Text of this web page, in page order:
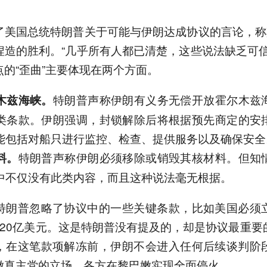
国总统特朗普关于可能与伊朗达成协议的言论，称
的胜利。“几乎所有人都已清楚，这些说法缺乏可
“歪曲”主要体现在两个方面。
海峡。 特朗普声称伊朗有义务无偿开放霍尔木兹
条款。伊朗强调，封锁解除后将根据预先商定的安
包括对船只进行监控、检查、提供服务以及确保安
特朗普声称伊朗必须移除或销毁其核材料。但知
仅没有此类内容，而且这种说法毫无根据。
朗普忽略了协议中的一些关键条款，比如美国必须
亿美元。这是特朗普没有提及的，却是协议最重
在这笔款项解冻前，伊朗不会进入任何后续谈判阶